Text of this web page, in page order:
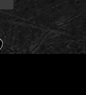
SUNGOLIATH